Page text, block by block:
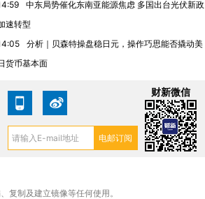
中东局势催化东南亚能源焦虑 多国出台光伏新政
速转型
分析｜贝森特操盘稳日元，操作巧思能否撬动美
货币基本面
财新微信
复制及建立镜像等任何使用。